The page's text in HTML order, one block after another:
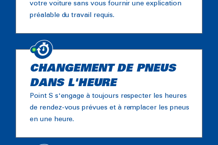
votre voiture sans vous fournir une explication
préalable du travail requis.
CHANGEMENT DE PNEUS
DANS L'HEURE
Point S s'engage à toujours respecter les heures
de rendez-vous prévues et à remplacer les pneus
en une heure.